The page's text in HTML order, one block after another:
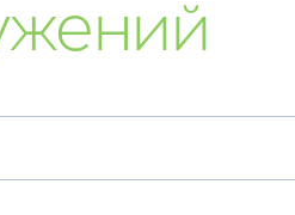
Отель 5*